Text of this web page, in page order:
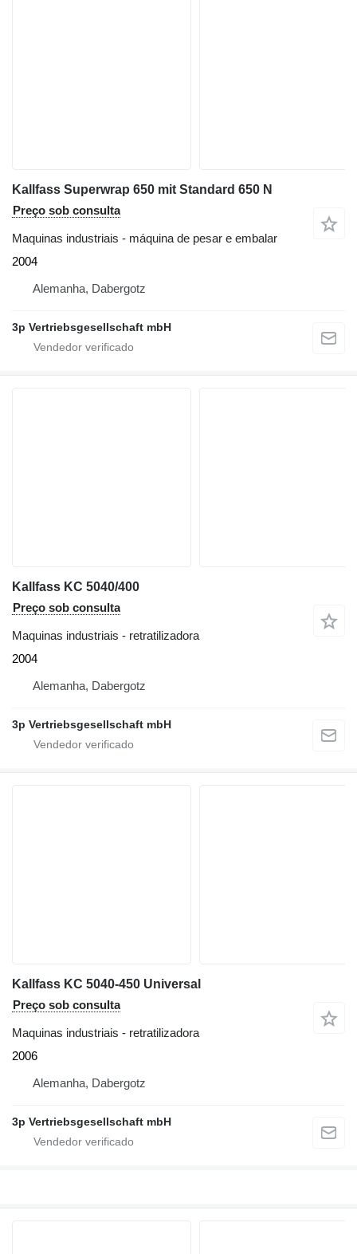
Kallfass Superwrap 650 mit Standard 650 N
Preço sob consulta
Maquinas industriais - máquina de pesar e embalar
2004
Alemanha, Dabergotz
3p Vertriebsgesellschaft mbH
Kallfass KC 5040/400
Preço sob consulta
Maquinas industriais - retratilizadora
2004
Alemanha, Dabergotz
3p Vertriebsgesellschaft mbH
Kallfass KC 5040-450 Universal
Preço sob consulta
Maquinas industriais - retratilizadora
2006
Alemanha, Dabergotz
3p Vertriebsgesellschaft mbH